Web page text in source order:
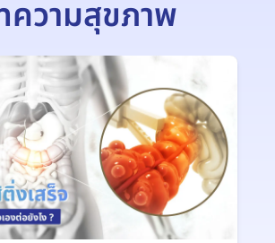
ความสุขภาพ